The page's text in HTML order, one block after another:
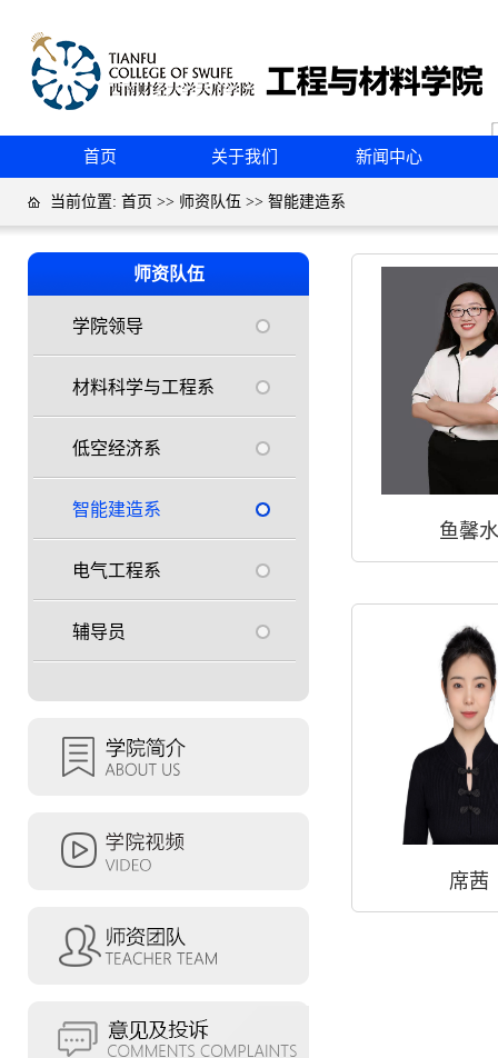
首页 关于我们 新闻中心
当前位置: 首页 >> 师资队伍 >> 智能建造系
师资队伍
学院领导
材料科学与工程系
低空经济系
智能建造系
电气工程系
辅导员
鱼馨水
席茜